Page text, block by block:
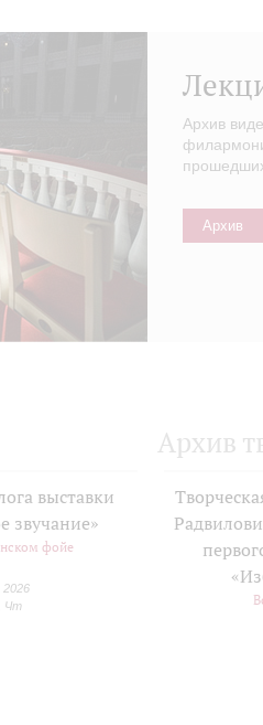
Архив
Архив
Архив
выставки
звучание»
фойе
2026
Чт